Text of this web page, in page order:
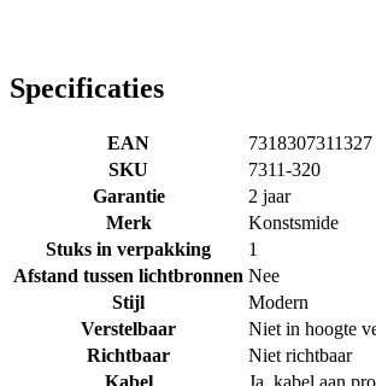
Specificaties
EAN
7318307311327
SKU
7311-320
Garantie
2 jaar
Merk
Konstsmide
Stuks in verpakking
1
Afstand tussen lichtbronnen Nee
Stijl
Modern
Verstelbaar
Niet in hoogte
Richtbaar
Niet richtbaar
Kabel
Ja, kabel aan